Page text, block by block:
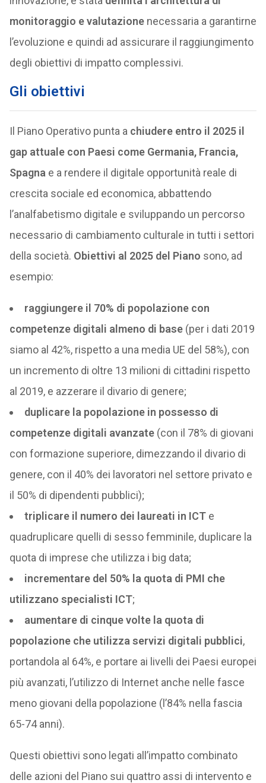
monitoraggio e valutazionenecessaria a garantirne
l’evoluzione e quindi ad assicurare il raggiungimento
degli obiettivi di impatto complessivi.
Gli obiettivi
Il Piano Operativo punta a chiudere entro il 2025 il
gap attuale con Paesi come Germania, Francia,
Spagna e a rendere il digitale opportunità reale di
crescita sociale ed economica, abbattendo
l’analfabetismo digitale e sviluppando un percorso
necessario di cambiamento culturale in tutti i settori
della società. Obiettivi al 2025 del Piano sono, ad
esempio:
raggiungere il 70% di popolazione con
competenze digitali almeno di base(per i dati 2019
siamo al 42%, rispetto a una media UE del 58%), con
un incremento di oltre 13 milioni di cittadini rispetto
al 2019, e azzerare il divario di genere;
duplicare la popolazione in possesso di
competenze digitali avanzate(con il 78% di giovani
con formazione superiore, dimezzando il divario di
genere, con il 40% dei lavoratori nel settore privato e
il 50% di dipendenti pubblici);
triplicare il numero dei laureati in ICTe
quadruplicare quelli di sesso femminile, duplicare la
quota di imprese che utilizza i big data;
incrementare del 50% la quota di PMI che
utilizzano specialisti ICT;
aumentare di cinque volte la quota di
popolazione che utilizza servizi digitali pubblici,
portandola al 64%, e portare ai livelli dei Paesi europei
più avanzati, l’utilizzo di Internet anche nelle fasce
meno giovani della popolazione (l’84% nella fascia
65-74 anni).
Questi obiettivi sono legati all’impatto combinato
delle azioni del Piano sui quattro assi di intervento e